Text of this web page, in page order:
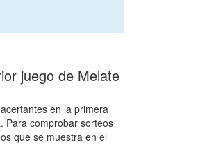
juego de Melate
en la primera
Para comprobar sorteos
que se muestra en el